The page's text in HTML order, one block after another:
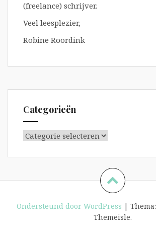
(freelance) schrijver.
Veel leesplezier,
Robine Roordink
Categorieën
Categorieën
Ondersteund door WordPress | Thema:
Themeisle.